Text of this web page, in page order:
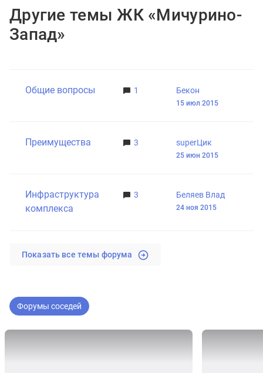
Другие темы ЖК «Мичурино-
Запад»
Общие вопросы 1 Бекон
15 июл 2015
Преимущества 3 superЦик
25 июн 2015
Инфраструктура
комплекса
3 Беляев Влад
24 ноя 2015
Показать все темы форума
Форумы соседей